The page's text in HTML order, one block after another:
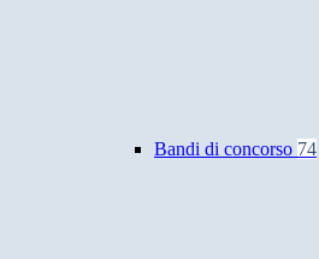
Bandi di concorso 74